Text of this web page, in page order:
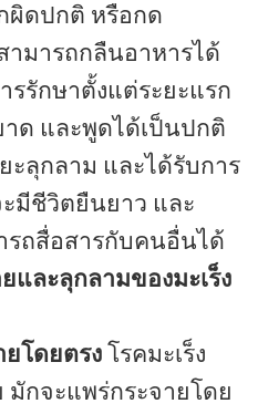
ผิดปกติ หรือกด
ามารถกลืนอาหารได้
รักษาตั้งแต่ระยะแรก
ด และพูดได้เป็นปกติ
ะลุกลาม และได้รับการ
มีชีวิตยืนยาว และ
ถสื่อสารกับคนอื่นได้
และลุกลามของมะเร็ง
ยโดยตรง โรคมะเร็ง
มักจะแพร่กระจายโดย